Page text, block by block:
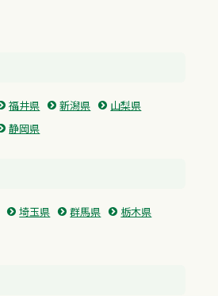
福井県 新潟県
山梨県
静岡県
埼玉県 群馬県
栃木県